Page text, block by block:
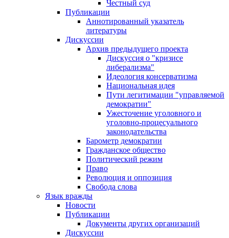
Честный суд
Публикации
Аннотированный указатель
литературы
Дискуссии
Архив предыдущего проекта
Дискуссия о "кризисе
либерализма"
Идеология консерватизма
Национальная идея
Пути легитимации "управляемой
демократии"
Ужесточение уголовного и
уголовно-процесуального
законодательства
Барометр демократии
Гражданское общество
Политический режим
Право
Революция и оппозиция
Свобода слова
Язык вражды
Новости
Публикации
Документы других организаций
Дискуссии